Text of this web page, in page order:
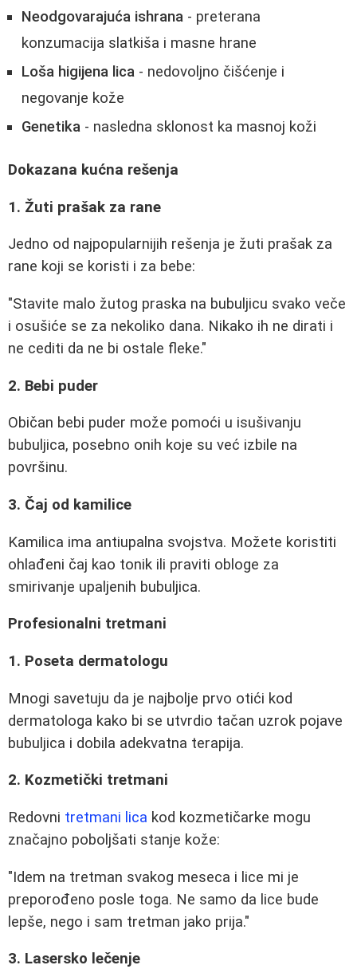
Neodgovarajuća ishrana - preterana
konzumacija slatkiša i masne hrane
Loša higijena lica - nedovoljno čišćenje i
negovanje kože
Genetika - nasledna sklonost ka masnoj koži
Dokazana kućna rešenja
1. Žuti prašak za rane
Jedno od najpopularnijih rešenja je žuti prašak za
rane koji se koristi i za bebe:
"Stavite malo žutog praska na bubuljicu svako veče
i osušiće se za nekoliko dana. Nikako ih ne dirati i
ne cediti da ne bi ostale fleke."
2. Bebi puder
Običan bebi puder može pomoći u isušivanju
bubuljica, posebno onih koje su već izbile na
površinu.
3. Čaj od kamilice
Kamilica ima antiupalna svojstva. Možete koristiti
ohlađeni čaj kao tonik ili praviti obloge za
smirivanje upaljenih bubuljica.
Profesionalni tretmani
1. Poseta dermatologu
Mnogi savetuju da je najbolje prvo otići kod
dermatologa kako bi se utvrdio tačan uzrok pojave
bubuljica i dobila adekvatna terapija.
2. Kozmetički tretmani
Redovni tretmani lica kod kozmetičarke mogu
značajno poboljšati stanje kože:
"Idem na tretman svakog meseca i lice mi je
preporođeno posle toga. Ne samo da lice bude
lepše, nego i sam tretman jako prija."
3. Lasersko lečenje